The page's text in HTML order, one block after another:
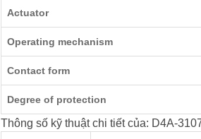
Actuator
Operating mechanism
Contact form
Degree of protection
Thông số kỹ thuật chi tiết của: D4A-